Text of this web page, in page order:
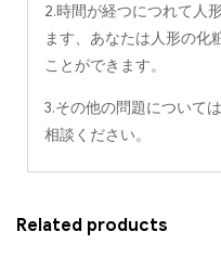
2.時間が経つにつれて人
ます、あなたは人形の化
ことができます。
3.その他の問題については
相談ください。
Related products